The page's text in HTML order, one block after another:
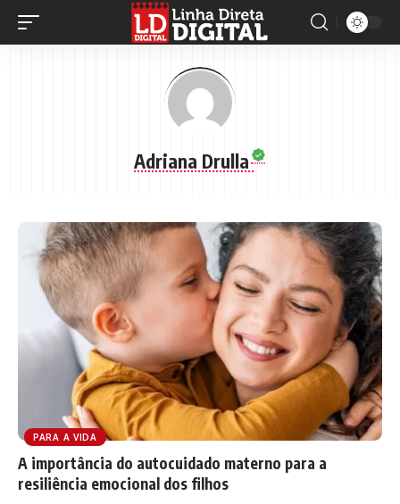
Adriana Drulla
PARA A VIDA
A importância do autocuidado materno para a
resiliência emocional dos filhos